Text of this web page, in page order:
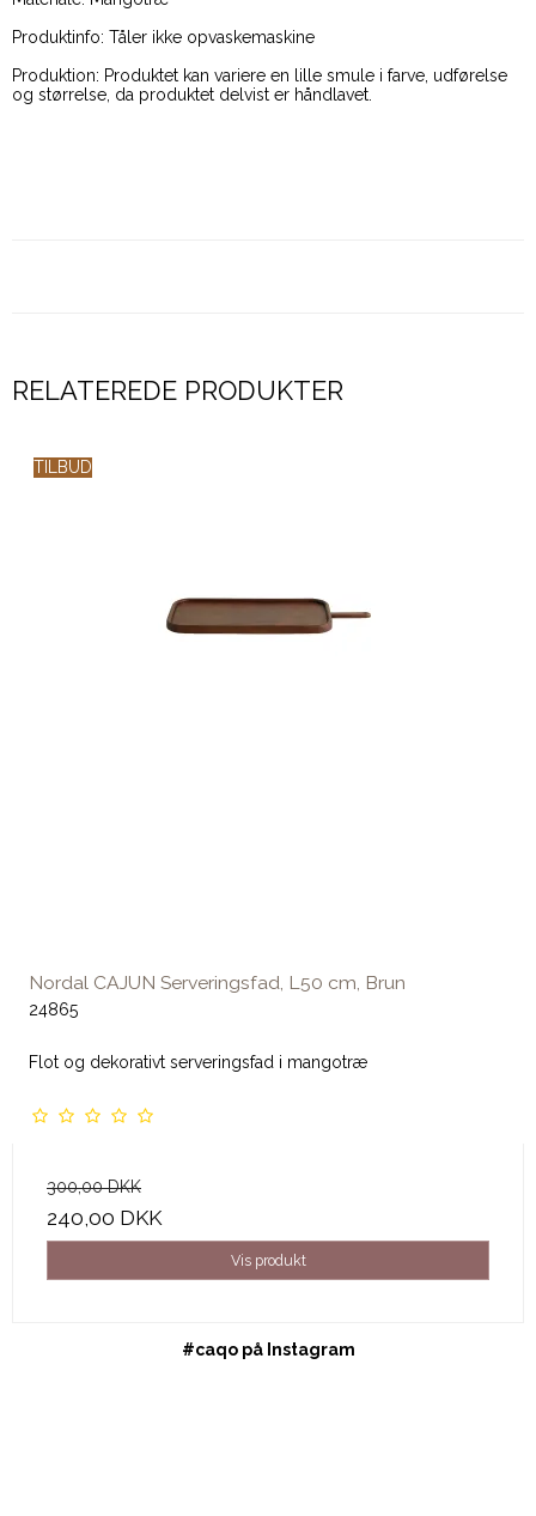
Produktinfo: Tåler ikke opvaskemaskine
Produktion: Produktet kan variere en lille smule i farve, udførelse
og størrelse, da produktet delvist er håndlavet.
RELATEREDE PRODUKTER
TILBUD
Nordal CAJUN Serveringsfad, L50 cm, Brun
24865
Flot og dekorativt serveringsfad i mangotræ
300,00 DKK
240,00 DKK
Vis produkt
#caqo på Instagram